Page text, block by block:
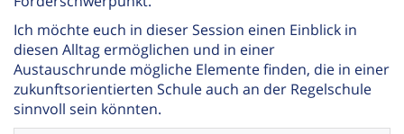
Ich möchte euch in dieser Session einen Einblick in
diesen Alltag ermöglichen und in einer
Austauschrunde mögliche Elemente finden, die in einer
zukunftsorientierten Schule auch an der Regelschule
sinnvoll sein könnten.